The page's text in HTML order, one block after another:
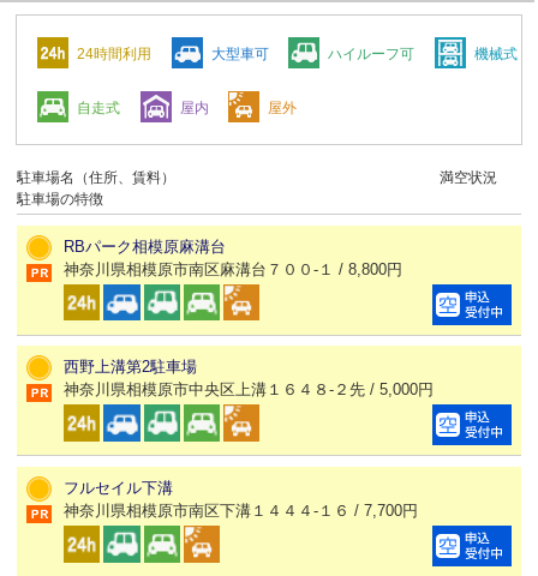
24時間利用 大型車可 ハイルーフ可 機械式
自走式 屋内 屋外
駐車場名（住所、賃料）
駐車場の特徴
満空状況
RBパーク相模原麻溝台
神奈川県相模原市南区麻溝台７００-１ / 8,800円
西野上溝第2駐車場
神奈川県相模原市中央区上溝１６４８-２先 / 5,000円
フルセイル下溝
神奈川県相模原市南区下溝１４４４-１６ / 7,700円